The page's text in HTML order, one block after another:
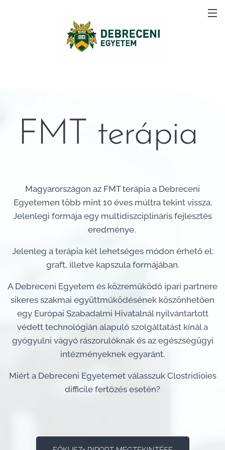
FMT terápia
Magyarországon az FMT terápia a Debreceni
Egyetemen több mint 10 éves múltra tekint vissza.
Jelenlegi formája egy multidiszciplináris fejlesztés
eredménye.
Jelenleg a terápia két lehetséges módon érhető el:
graft, illetve kapszula formájában.
A Debreceni Egyetem és közreműködő ipari partnere
sikeres szakmai együttműködésének köszönhetően
egy Európai Szabadalmi Hivatalnál nyilvántartott
védett technológián alapuló szolgáltatást kínál a
gyógyulni vágyó rászorulóknak és az egészségügyi
intézményeknek egyaránt.
Miért a Debreceni Egyetemet válasszuk Clostridioies
difficile fertőzés esetén?